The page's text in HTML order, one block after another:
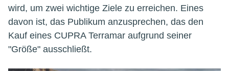
wird, um zwei wichtige Ziele zu erreichen. Eines
davon ist, das Publikum anzusprechen, das den
Kauf eines CUPRA Terramar aufgrund seiner
"Größe" ausschließt.